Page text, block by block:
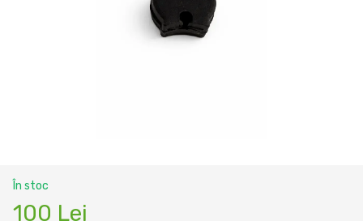
În stoc
100 Lei